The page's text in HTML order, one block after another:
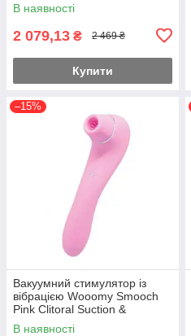
В наявності
2 079,13 ₴ 2 469 ₴
Купити
–15%
Вакуумний стимулятор із
вібрацією Wooomy Smooch
Pink Clitoral Suction &
Vibration
В наявності